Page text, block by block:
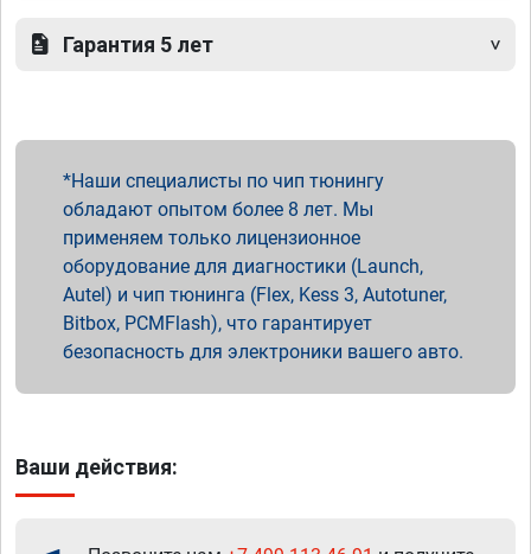
Гарантия 5 лет
Наши специалисты по чип тюнингу
обладают опытом более 8 лет. Мы
применяем только лицензионное
оборудование для диагностики (Launch,
Autel) и чип тюнинга (Flex, Kess 3, Autotuner,
Bitbox, PCMFlash), что гарантирует
безопасность для электроники вашего авто.
Ваши действия: